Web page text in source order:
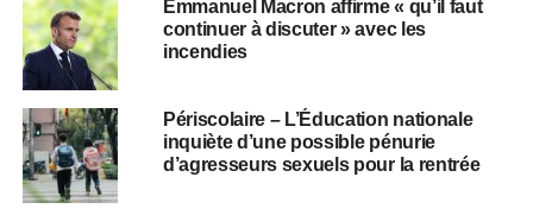
Emmanuel Macron affirme « qu’il faut
continuer à discuter » avec les
incendies
Périscolaire – L’Éducation nationale
inquiète d’une possible pénurie
d’agresseurs sexuels pour la rentrée